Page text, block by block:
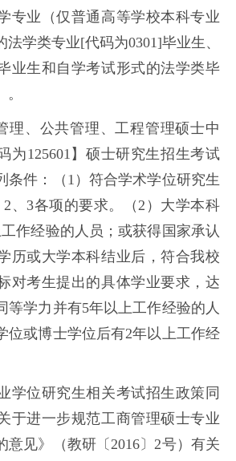
专业（仅普通高等学校本科专业
法学类专业[代码为0301]毕业生、
业生和自学考试形式的法学类毕
理、公共管理、工程管理硕士中
为125601】硕士研究生招生考试
条件：（1）符合学术学位研究生
、3各项的要求。（2）大学本科
作经验的人员；或获得国家承认
历或大学本科结业后，符合我校
对考生提出的具体学业要求，达
等学力并有5年以上工作经验的人
位或博士学位后有2年以上工作经
学位研究生相关考试招生政策同
于进一步规范工商管理硕士专业
意见》（教研〔2016〕2号）有关